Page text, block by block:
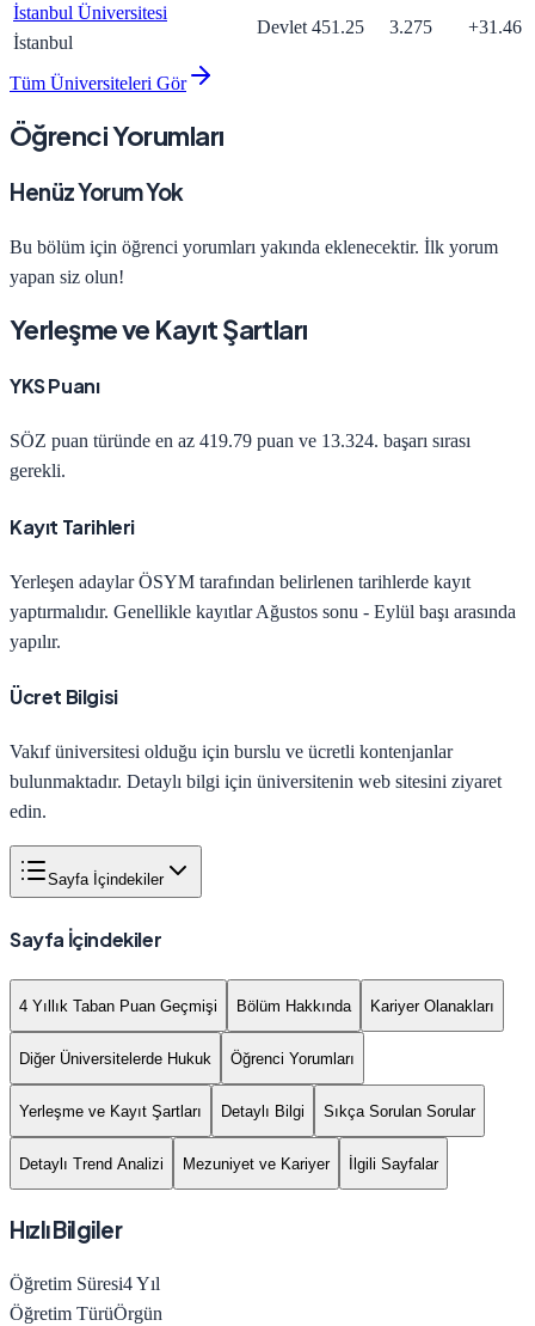
İstanbul Üniversitesi
İstanbul
Devlet 451.25 3.275 +31.46
Tüm Üniversiteleri Gör
Öğrenci Yorumları
Henüz Yorum Yok
Bu bölüm için öğrenci yorumları yakında eklenecektir. İlk yorum
yapan siz olun!
Yerleşme ve Kayıt Şartları
YKS Puanı
SÖZ puan türünde en az 419.79 puan ve 13.324. başarı sırası
gerekli.
Kayıt Tarihleri
Yerleşen adaylar ÖSYM tarafından belirlenen tarihlerde kayıt
yaptırmalıdır. Genellikle kayıtlar Ağustos sonu - Eylül başı arasında
yapılır.
Ücret Bilgisi
Vakıf üniversitesi olduğu için burslu ve ücretli kontenjanlar
bulunmaktadır. Detaylı bilgi için üniversitenin web sitesini ziyaret
edin.
Sayfa İçindekiler
Sayfa İçindekiler
4 Yıllık Taban Puan Geçmişi Bölüm Hakkında Kariyer Olanakları
Diğer Üniversitelerde Hukuk Öğrenci Yorumları
Yerleşme ve Kayıt Şartları Detaylı Bilgi Sıkça Sorulan Sorular
Detaylı Trend Analizi Mezuniyet ve Kariyer İlgili Sayfalar
Hızlı Bilgiler
Öğretim Süresi4Yıl
Öğretim TürüÖrgün